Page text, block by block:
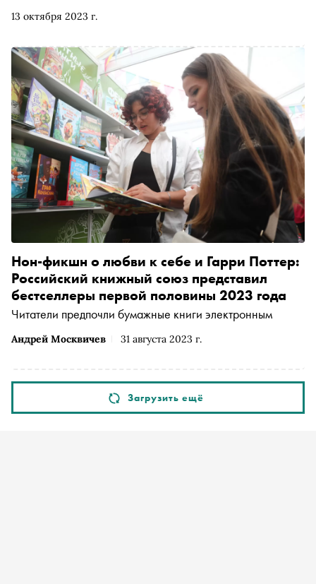
13 октября 2023 г.
«Сноба»
Андрей Москвичев 31 августа 2023 г.
Нон-фикшн о любви к себе и Гарри Поттер:
Российский книжный союз представил
бестселлеры первой половины 2023 года
Читатели предпочли бумажные книги электронным
Загрузить ещё